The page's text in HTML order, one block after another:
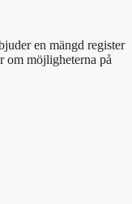
en mängd register
om möjligheterna på